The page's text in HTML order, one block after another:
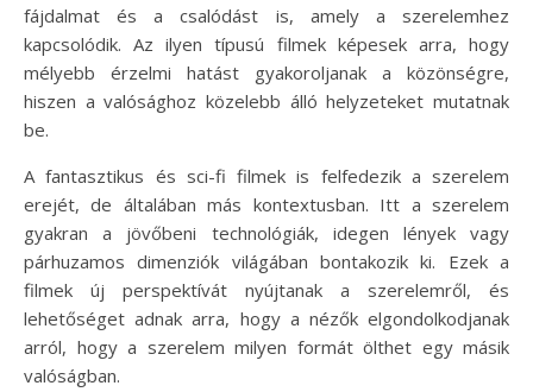
fájdalmat és a csalódást is, amely a szerelemhez
kapcsolódik. Az ilyen típusú filmek képesek arra, hogy
mélyebb érzelmi hatást gyakoroljanak a közönségre,
hiszen a valósághoz közelebb álló helyzeteket mutatnak
be.
A fantasztikus és sci-fi filmek is felfedezik a szerelem
erejét, de általában más kontextusban. Itt a szerelem
gyakran a jövőbeni technológiák, idegen lények vagy
párhuzamos dimenziók világában bontakozik ki. Ezek a
filmek új perspektívát nyújtanak a szerelemről, és
lehetőséget adnak arra, hogy a nézők elgondolkodjanak
arról, hogy a szerelem milyen formát ölthet egy másik
valóságban.